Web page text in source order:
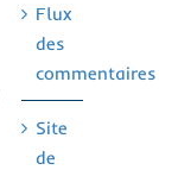
Flux
des
commentaires
Site
de